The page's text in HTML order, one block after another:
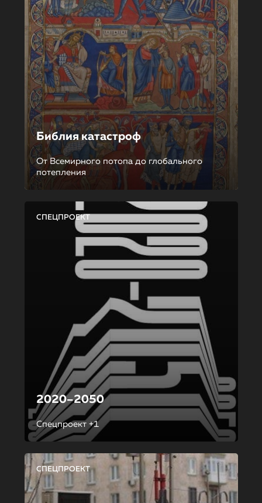
Библия катастроф
От Всемирного потопа до глобального
потепления
СПЕЦПРОЕКТ
2020–2050
Спецпроект +1
СПЕЦПРОЕКТ